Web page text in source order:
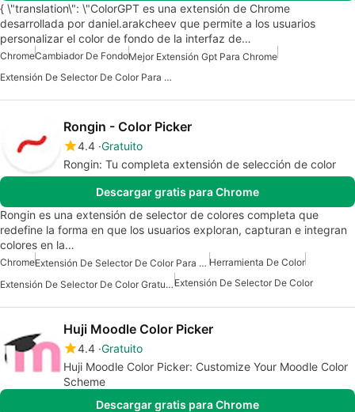
{ \"translation\": \"ColorGPT es una extensión de Chrome
desarrollada por daniel.arakcheev que permite a los usuarios
personalizar el color de fondo de la interfaz de…
ChromeCambiador De FondoMejor Extensión Gpt Para Chrome
Extensión De Selector De Color Para Chrome
Rongin - Color Picker
4.4 Gratuito
Rongin: Tu completa extensión de selección de color
Descargar gratis para Chrome
Rongin es una extensión de selector de colores completa que
redefine la forma en que los usuarios exploran, capturan e integran
colores en la…
Chrome Extensión De Selector De Color Para Chrome Herramienta De Color
Extensión De Selector De Color GratuitaExtensión De Selector De Color
Huji Moodle Color Picker
4.4 Gratuito
Huji Moodle Color Picker: Customize Your Moodle Color
Scheme
Descargar gratis para Chrome